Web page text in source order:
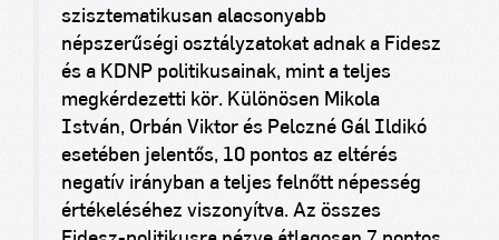
szisztematikusan alacsonyabb
népszerűségi osztályzatokat adnak a Fidesz
és a KDNP politikusainak, mint a teljes
megkérdezetti kör. Különösen Mikola
István, Orbán Viktor és Pelczné Gál Ildikó
esetében jelentős, 10 pontos az eltérés
negatív irányban a teljes felnőtt népesség
értékeléséhez viszonyítva. Az összes